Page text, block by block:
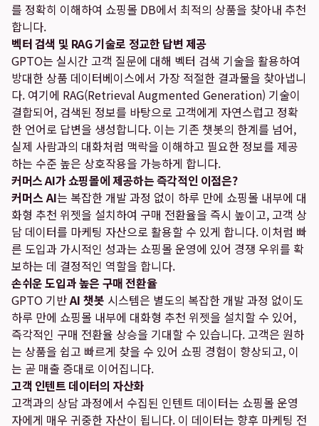
를 정확히 이해하여 쇼핑몰 DB에서 최적의 상품을 찾아내 추천
합니다.
벡터 검색 및 RAG 기술로 정교한 답변 제공
GPTO는 실시간 고객 질문에 대해 벡터 검색 기술을 활용하여
방대한 상품 데이터베이스에서 가장 적절한 결과물을 찾아냅니
다. 여기에 RAG(Retrieval Augmented Generation) 기술이
결합되어, 검색된 정보를 바탕으로 고객에게 자연스럽고 정확
한 언어로 답변을 생성합니다. 이는 기존 챗봇의 한계를 넘어,
실제 사람과의 대화처럼 맥락을 이해하고 필요한 정보를 제공
하는 수준 높은 상호작용을 가능하게 합니다.
커머스 AI가 쇼핑몰에 제공하는 즉각적인 이점은?
커머스 AI는 복잡한 개발 과정 없이 하루 만에 쇼핑몰 내부에 대
화형 추천 위젯을 설치하여 구매 전환율을 즉시 높이고, 고객 상
담 데이터를 마케팅 자산으로 활용할 수 있게 합니다. 이처럼 빠
른 도입과 가시적인 성과는 쇼핑몰 운영에 있어 경쟁 우위를 확
보하는 데 결정적인 역할을 합니다.
손쉬운 도입과 높은 구매 전환율
GPTO 기반AI 챗봇 시스템은 별도의 복잡한 개발 과정 없이도
하루 만에 쇼핑몰 내부에 대화형 추천 위젯을 설치할 수 있어,
즉각적인 구매 전환율 상승을 기대할 수 있습니다. 고객은 원하
는 상품을 쉽고 빠르게 찾을 수 있어 쇼핑 경험이 향상되고, 이
는 곧 매출 증대로 이어집니다.
고객 인텐트 데이터의 자산화
고객과의 상담 과정에서 수집된 인텐트 데이터는 쇼핑몰 운영
자에게 매우 귀중한 자산이 됩니다. 이 데이터는 향후 마케팅 전